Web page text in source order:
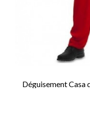
Déguisement Casa